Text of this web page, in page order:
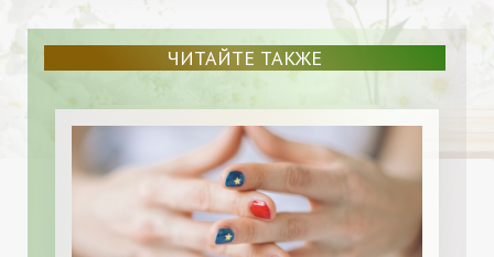
ЧИТАЙТЕ ТАКЖЕ